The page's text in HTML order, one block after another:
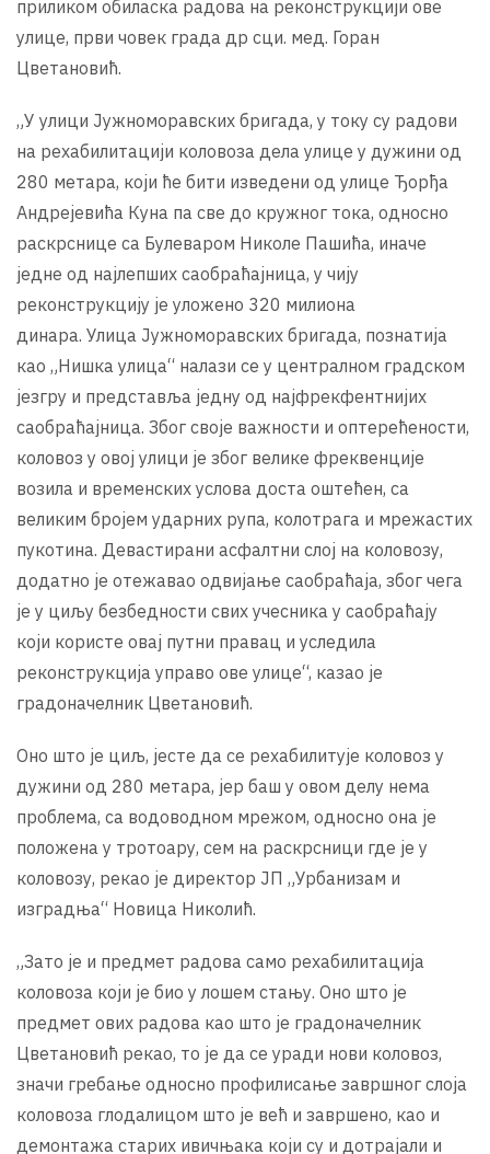
приликом обиласка радова на реконструкцији ове
улице, први човек града др сци. мед. Горан
Цветановић.
„У улици Јужноморавских бригада, у току су радови
на рехабилитацији коловоза дела улице у дужини од
280 метара, који ће бити изведени од улице Ђорђа
Андрејевића Куна па све до кружног тока, односно
раскрснице са Булеваром Николе Пашића, иначе
једне од најлепших саобраћајница, у чију
реконструкцију је уложено 320 милиона
динара. Улица Јужноморавских бригада, познатија
као „Нишка улица“ налази се у централном градском
језгру и представља једну од најфрекфентнијих
саобраћајница. Због своје важности и оптерећености,
коловоз у овој улици је због велике фреквенције
возила и временских услова доста оштећен, са
великим бројем ударних рупа, колотрага и мрежастих
пукотина. Девастирани асфалтни слој на коловозу,
додатно је отежавао одвијање саобраћаја, због чега
је у циљу безбедности свих учесника у саобраћају
који користе овај путни правац и уследила
реконструкција управо ове улице“, казао је
градоначелник Цветановић.
Оно што је циљ, јесте да се рехабилитује коловоз у
дужини од 280 метара, јер баш у овом делу нема
проблема, са водоводном мрежом, односно она је
положена у тротоару, сем на раскрсници где је у
коловозу, рекао је директор ЈП „Урбанизам и
изградња“ Новица Николић.
„Зато је и предмет радова само рехабилитација
коловоза који је био у лошем стању. Оно што је
предмет ових радова као што је градоначелник
Цветановић рекао, то је да се уради нови коловоз,
значи гребање односно профилисање завршног слоја
коловоза глодалицом што је већ и завршено, као и
демонтажа старих ивичњака који су и дотрајали и